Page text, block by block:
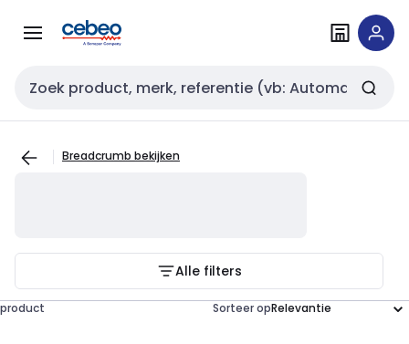
naar
naar
Zoekveld invoer
Breadcrumb bekijken
Alle filters
product Sorteer op